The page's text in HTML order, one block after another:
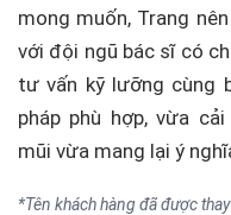
mong muốn, Trang
với đội ngũ bác sĩ có
tư vấn kỹ lưỡng cùng
pháp phù hợp, vừa
mũi vừa mang lại ý
*Tên khách hàng đã được